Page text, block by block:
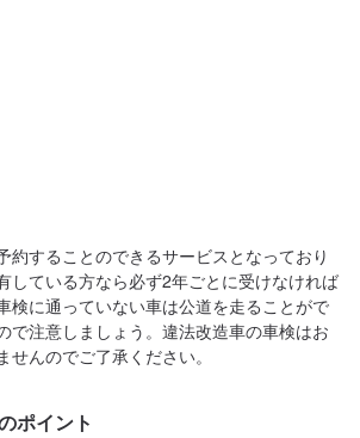
約することのできるサービスとなっており
している方なら必ず2年ごとに受けなければ
検に通っていない車は公道を走ることがで
で注意しましょう。違法改造車の車検はお
んのでご了承ください。
ポイント